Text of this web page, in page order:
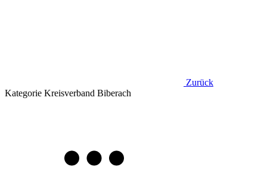
Zurück
Kategorie Kreisverband Biberach